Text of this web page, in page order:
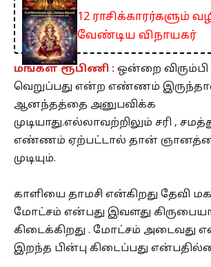
12 ராசிக்காரர்களும்
வேண்டிய விநாயகர்
மங்கள் ரூபிணி : ஒன்றை
வெறுப்பது என்ற எண்ணம்
ஆனந்தத்தை அனுபவிக்க
முடியாது.எல்லாவற்றிலும் சரி ,
எண்ணம் ஏற்பட்டால் தான்
முடியும்.
காளியை தாமசி என்கிறது தேவி
மோட்சம் என்பது இவளது
கிடைக்கிறது . மோட்சம் அடைவது
இறந்த பின்பு கிடைப்பது